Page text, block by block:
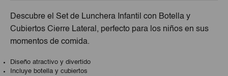
Descubre el Set de Lunchera Infantil con Botella y
Cubiertos Cierre Lateral, perfecto para los niños en sus
momentos de comida.
Diseño atractivo y divertido
Incluye botella y cubiertos